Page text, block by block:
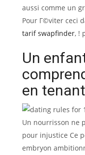
aussi comme un
Pour Г©viter ceci
tarif swapfinder, !
Un
en
Un nourrisson ne
pour injustice Ce
embryon